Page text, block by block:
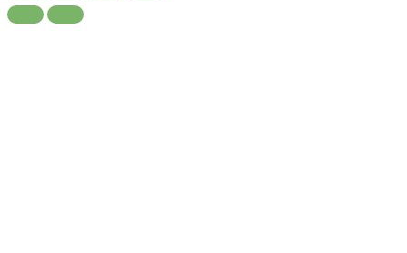
punionica